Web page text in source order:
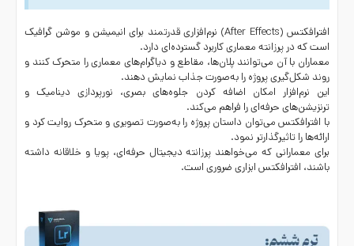
افترافکتس(
After Effects) نرم‌افزاری قدرتمند برای انیمیشن و موشن گرافیک
است که در پرزانته معماری کاربرد گسترده‌ای دارد.
معماران با آن می‌توانند پلان‌ها، مقاطع و دیاگرام‌های معماری را متحرک کنند و
روند شکل‌گیری پروژه را به‌صورت جذاب نمایش دهند.
این نرم‌افزار امکان اضافه کردن جلوه‌های بصری، نورپردازی دینامیک و
ترنزیشن‌های حرفه‌ای را فراهم می‌کند.
با افترافکتس می‌توان داستان پروژه را به‌صورت تصویری و متحرک روایت کرد و
ارائه‌ها را تاثیرگذارتر نمود.
برای معمارانی که می‌خواهند پرزانته دیجیتال حرفه‌ای، پویا و خلاقانه داشته
باشند، افترافکتس ابزاری ضروری است.